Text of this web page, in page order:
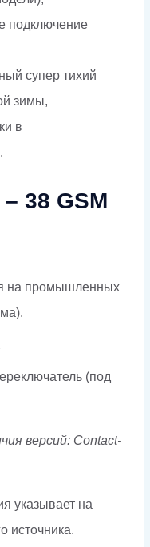
подключение
супер тихий
зимы,
в
38 GSM
на промышленных
(под
версий: Contact-
указывает на
источника.